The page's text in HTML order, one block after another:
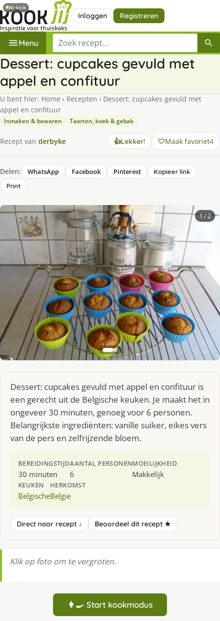
Inloggen Registreren
Menu Zoek een recept
Dessert: cupcakes gevuld met
appel en confituur
U bent hier: Home › Recepten › Dessert: cupcakes gevuld met
appel en confituur
Inmaken & bewaren Taarten, koek & gebak
Recept van derbyke 👍Lekker! Maak favoriet4
Delen: WhatsApp Facebook Pinterest
Kopieer link
Print
1/ 2
Dessert: cupcakes gevuld met appel en confituur is
een gerecht uit de Belgische keuken. Je maakt het in
ongeveer 30 minuten, genoeg voor 6 personen.
Belangrijkste ingrediënten: vanille suiker, eikes vers
van de pers en zelfrijzende bloem.
BEREIDINGSTIJD
30 minuten
AANTAL PERSONEN
6
MOEILIJKHEID
Makkelijk
KEUKEN
Belgische
HERKOMST
Belgie
Direct naar recept ↓ Beoordeel dit recept ★
Klik op foto om te vergroten.
👩‍🍳 Start kookmodus
AI-kok